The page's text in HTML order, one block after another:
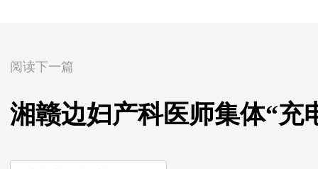
阅读下一篇
湘赣边妇产科医师集体“充